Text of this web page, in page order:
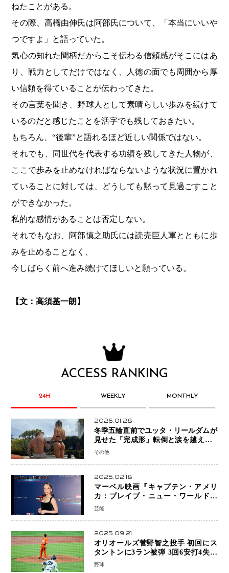
ねたことがある。
その際、高橋由伸氏は阿部氏について、「本当にいいや
つですよ」と語っていた。
気心の知れた間柄だからこそ伝わる信頼感がそこにはあ
り、戦力としてだけではなく、人徳の面でも周囲から厚
い信頼を得ていることが伝わってきた。
その言葉を聞き、野球人として素晴らしい歩みを続けて
いるのだと感じたことを活字でも残しておきたい。
もちろん、“後輩”と語れるほど近しい関係ではない。
それでも、同世代を代表する功績を残してきた人物が、
ここで歩みを止めなければならないような状況に置かれ
ていることに対しては、どうしても黙って見過ごすこと
ができなかった。
私的な感情があることは否定しない。
それでもなお、阿部慎之助氏には読売巨人軍とともに歩
みを止めることなく、
今しばらく前へ進み続けてほしいと願っている。
【文：高須基一朗】
ACCESS RANKING
24H WEEKLY MONTHLY
2026.01.28
冬季五輪直前でユッタ・リールダムが
見せた「完成形」転倒と涙を越えて─
ミラノで金を狙うオランダ女王の現在
その他
2025.02.18
マーベル映画『キャプテン・アメリ
カ：ブレイブ・ニュー・ワールド』
新ブラック・ウィドウ役のシラ・ハー
芸能
2025.09.21
オリオールズ菅野智之投手 初回にス
タントンに3ラン被弾 3回6安打4失点
で降板
野球